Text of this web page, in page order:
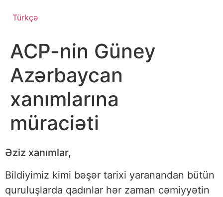
Türkçə
ACP-nin Güney
Azərbaycan
xanımlarına
müraciəti
Əziz xanımlar,
Bildiyimiz kimi bəşər tarixi yaranandan bütün
quruluşlarda qadınlar hər zaman cəmiyyətin